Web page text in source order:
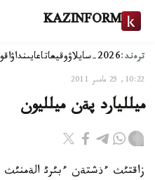
KAZINFORM
ترەند:2026-سايلاۋ وقيعاتاعايىنداۋ
10:22, 25 مامىر 2011
ميلليارد پةن ميلليون